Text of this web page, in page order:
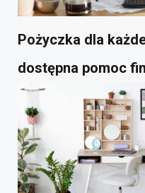
Pożyczka dla
dostępna pomoc